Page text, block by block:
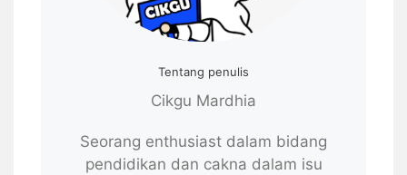
Tentang penulis
Cikgu Mardhia
Seorang enthusiast dalam bidang
pendidikan dan cakna dalam isu